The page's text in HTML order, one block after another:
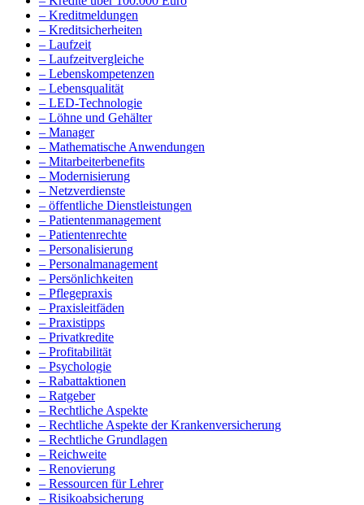
– Kreditmeldungen
– Kreditsicherheiten
– Laufzeit
– Laufzeitvergleiche
– Lebenskompetenzen
– Lebensqualität
– LED-Technologie
– Löhne und Gehälter
– Manager
– Mathematische Anwendungen
– Mitarbeiterbenefits
– Modernisierung
– Netzverdienste
– öffentliche Dienstleistungen
– Patientenmanagement
– Patientenrechte
– Personalisierung
– Personalmanagement
– Persönlichkeiten
– Pflegepraxis
– Praxisleitfäden
– Praxistipps
– Privatkredite
– Profitabilität
– Psychologie
– Rabattaktionen
– Ratgeber
– Rechtliche Aspekte
– Rechtliche Aspekte der Krankenversicherung
– Rechtliche Grundlagen
– Reichweite
– Renovierung
– Ressourcen für Lehrer
– Risikoabsicherung